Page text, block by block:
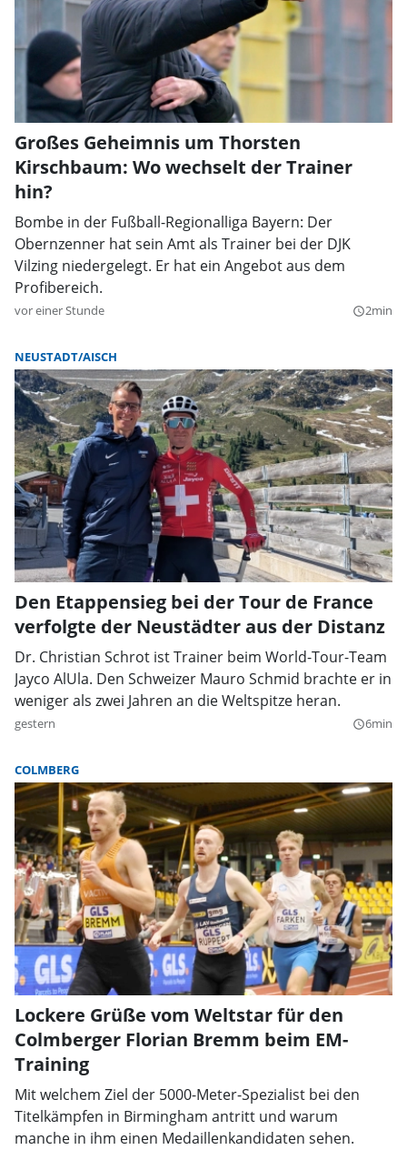
Großes Geheimnis um Thorsten
Kirschbaum: Wo wechselt der Trainer
hin?
Bombe in der Fußball-Regionalliga Bayern: Der
Obernzenner hat sein Amt als Trainer bei der DJK
Vilzing niedergelegt. Er hat ein Angebot aus dem
Profibereich.
vor einer Stunde query_builder2min
NEUSTADT/AISCH
Den Etappensieg bei der Tour de France
verfolgte der Neustädter aus der Distanz
Dr. Christian Schrot ist Trainer beim World-Tour-Team
Jayco AlUla. Den Schweizer Mauro Schmid brachte er in
weniger als zwei Jahren an die Weltspitze heran.
gestern query_builder6min
COLMBERG
Lockere Grüße vom Weltstar für den
Colmberger Florian Bremm beim EM-
Training
Mit welchem Ziel der 5000-Meter-Spezialist bei den
Titelkämpfen in Birmingham antritt und warum
manche in ihm einen Medaillenkandidaten sehen.